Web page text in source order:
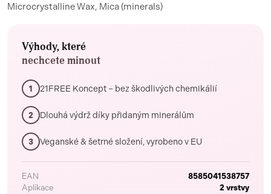
Microcrystalline Wax, Mica (minerals)
Výhody, které
nechcete minout
1 21FREE Koncept – bez škodlivých chemikálií
2 Dlouhá výdrž díky přidaným minerálům
3 Veganské & šetrné složení, vyrobeno v EU
EAN
8585041538757
Aplikace
2 vrstvy